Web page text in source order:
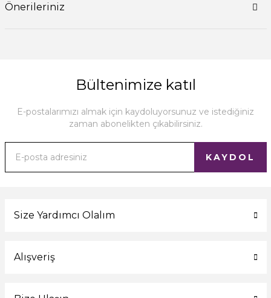
Önerileriniz
Bültenimize katıl
E-postalarımızı almak için kaydoluyorsunuz ve istediğiniz
zaman abonelikten çıkabilirsiniz.
KAYDOL
Size Yardımcı Olalım
Alışveriş